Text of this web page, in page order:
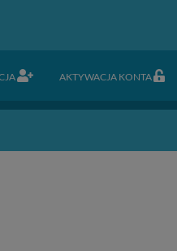
AKTYWACJA KONTA